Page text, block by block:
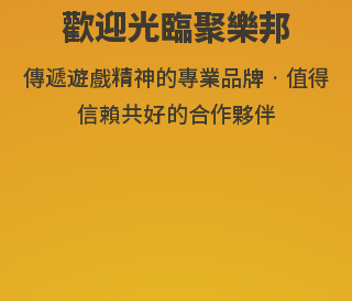
​歡迎光臨聚樂邦
傳遞遊戲精神的專業品牌•值得
信賴共好的合作夥伴